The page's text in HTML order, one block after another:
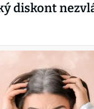
diskont